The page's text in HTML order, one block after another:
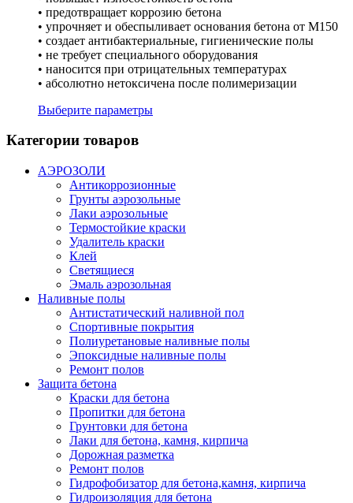
• предотвращает коррозию бетона
• упрочняет и обеспыливает основания бетона от М150
• создает антибактериальные, гигиенические полы
• не требует специального оборудования
• наносится при отрицательных температурах
• абсолютно нетоксичена после полимеризации
Выберите параметры
Категории товаров
АЭРОЗОЛИ
Антикоррозионные
Грунты аэрозольные
Лаки аэрозольные
Термостойкие краски
Удалитель краски
Клей
Светящиеся
Эмаль аэрозольная
Наливные полы
Антистатический наливной пол
Спортивные покрытия
Полиуретановые наливные полы
Эпоксидные наливные полы
Ремонт полов
Защита бетона
Краски для бетона
Пропитки для бетона
Грунтовки для бетона
Лаки для бетона, камня, кирпича
Дорожная разметка
Ремонт полов
Гидрофобизатор для бетона,камня, кирпича
Гидроизоляция для бетона